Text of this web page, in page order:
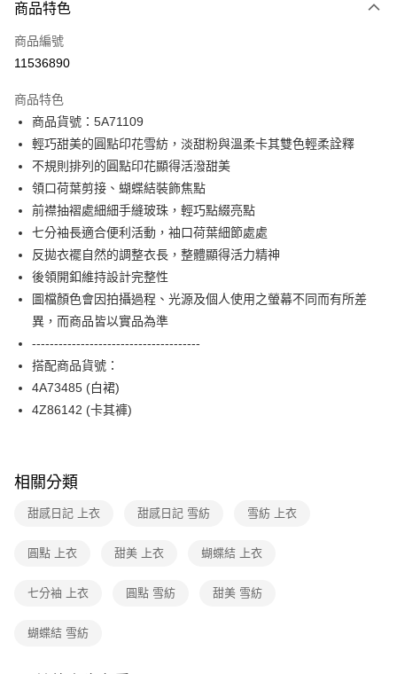
信用卡一次付款
信用卡分期付款
合作金庫商業銀行
華南商業銀行
上海商業儲蓄銀行
台北富邦商業銀行
國泰世華商業銀行
兆豐國際商業銀行
臺灣中小企業銀行
匯豐（台灣）商業銀行
華泰商業銀行
聯邦商業銀行
遠東國際商業銀行
元大商業銀行
永豐商業銀行
玉山商業銀行
星展（台灣）商業銀行
台新國際商業銀行
台灣樂天信用卡公司
LINE Pay
Apple Pay
街口支付
AFTEE先享後付
相關說明
【關於「AFTEE先享後付」】
AFTEE先享後付是「在收到商品之後才付款」的支付方式。 讓您購物簡單
便利好安心！
１．簡單：不需註冊會員、不需綁卡、不需儲值。
２．便利：只要手機號碼，簡訊認證，即可結帳。
【「AFTEE先享後付」結帳流程】
１．於結帳方式選擇「AFTEE先享後付」後，將跳轉至「AFTEE先享後付」
結帳頁面，進行簡訊認證並確認金額後，即可完成結帳。
２．訂單成立數日內，您將收到繳費通知簡訊。
購買商品的店家。未經商家同意取消之訂單仍視為有效，需透過AFTEE先享
後付繳納相關費用。
※ 交易是否成功請以「AFTEE先享後付 」之結帳頁面顯示為準，若有關於
１．透過由恩沛科技股份有限公司提供之「AFTEE先享後付」服務完成之交
２．關於個人資料處理事宜，請瀏覽以下網址：
付款後全家FamilyMart取貨
每筆NT$90，滿NT$3,600(含以上)免運費
付款後7-11取貨
每筆NT$90，滿NT$3,600(含以上)免運費
每筆NT$90，滿NT$3,600(含以上)免運費
離島宅配 (蘭嶼恕不配送)
免運費
商品特色
商品編號
11536890
商品特色
商品貨號：5A71109
輕巧甜美的圓點印花雪紡，淡甜粉與溫柔卡其雙色輕柔詮釋
不規則排列的圓點印花顯得活潑甜美
領口荷葉剪接、蝴蝶結裝飾焦點
前襟抽褶處細細手縫玻珠，輕巧點綴亮點
七分袖長適合便利活動，袖口荷葉細節處處
反拋衣襬自然的調整衣長，整體顯得活力精神
後領開釦維持設計完整性
圖檔顏色會因拍攝過程、光源及個人使用之螢幕不同而有所差
異，而商品皆以實品為準
--------------------------------------
搭配商品貨號：
4A73485 (白裙)
4Z86142 (卡其褲)
相關分類
甜感日記 上衣 甜感日記 雪紡 雪紡 上衣
圓點 上衣 甜美 上衣 蝴蝶結 上衣
七分袖 上衣 圓點 雪紡 甜美 雪紡
蝴蝶結 雪紡